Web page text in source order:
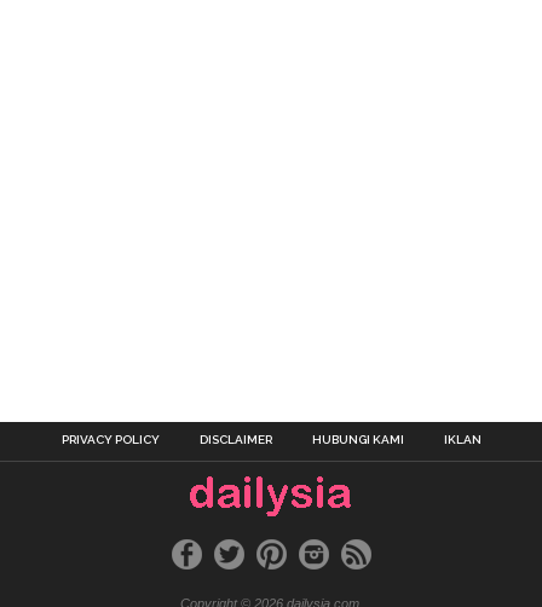
PRIVACY POLICY DISCLAIMER HUBUNGI KAMI IKLAN
Copyright © 2026 dailysia.com.